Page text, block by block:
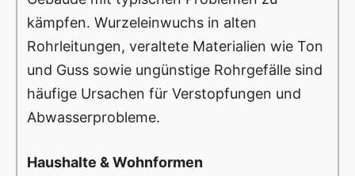
kämpfen. Wurzeleinwuchs in alten
Rohrleitungen, veraltete Materialien wie Ton
und Guss sowie ungünstige Rohrgefälle sind
häufige Ursachen für Verstopfungen und
Abwasserprobleme.
Haushalte & Wohnformen